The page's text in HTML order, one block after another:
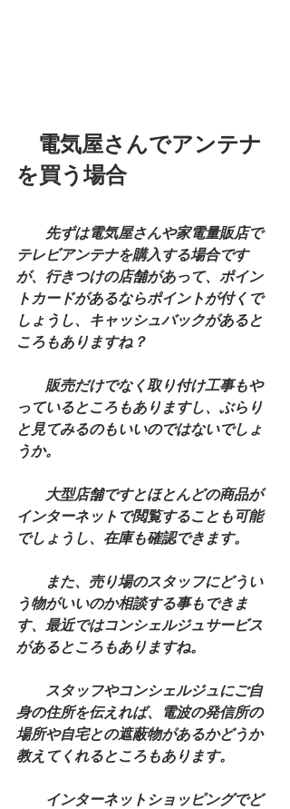
電気屋さんでアンテナ
を買う場合
先ずは電気屋さんや家電量販店で
テレビアンテナを購入する場合です
が、行きつけの店舗があって、ポイン
トカードがあるならポイントが付くで
しょうし、キャッシュバックがあると
ころもありますね？
販売だけでなく取り付け工事もや
っているところもありますし、ぶらり
と見てみるのもいいのではないでしょ
うか。
大型店舗ですとほとんどの商品が
インターネットで閲覧することも可能
でしょうし、在庫も確認できます。
また、売り場のスタッフにどうい
う物がいいのか相談する事もできま
す、最近ではコンシェルジュサービス
があるところもありますね。
スタッフやコンシェルジュにご自
身の住所を伝えれば、電波の発信所の
場所や自宅との遮蔽物があるかどうか
教えてくれるところもあります。
インターネットショッピングでど